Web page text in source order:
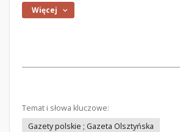
Więcej
Temat i słowa kluczowe:
Gazety polskie ; Gazeta Olsztyńska